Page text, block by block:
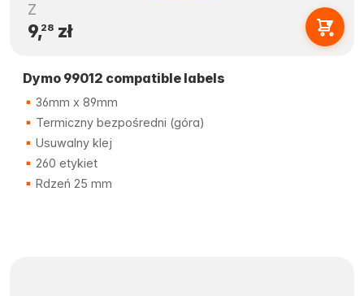
Z
9,28zł
Dymo 99012 compatible labels
36mm x 89mm
Termiczny bezpośredni (góra)
Usuwalny klej
260 etykiet
Rdzeń 25 mm